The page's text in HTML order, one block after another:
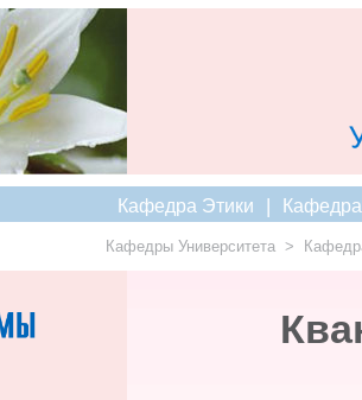
Кафедра Этики |
Кафедры Университета>